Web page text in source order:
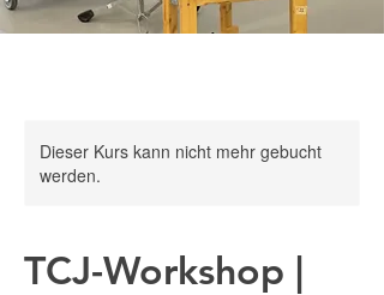
Dieser Kurs kann nicht mehr gebucht
werden.
TCJ-Workshop |